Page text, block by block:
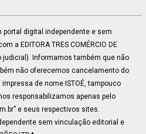
portal digital independente e sem
a EDITORA TRES COMÉRCIO DE
judicial). Informamos também que não
não oferecemos cancelamento do
de nome ISTOÉ, tampouco
responsabilizamos apenas pelo
e seus respectivos sites.
sem vinculação editorial e